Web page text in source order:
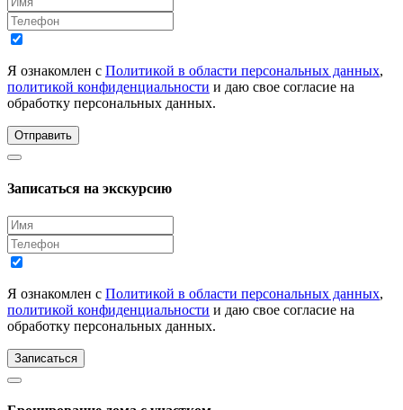
Я ознакомлен с Политикой в области персональных данных,
политикой конфиденциальности и даю свое согласие на
обработку персональных данных.
Отправить
Записаться на экскурсию
Я ознакомлен с Политикой в области персональных данных,
политикой конфиденциальности и даю свое согласие на
обработку персональных данных.
Записаться